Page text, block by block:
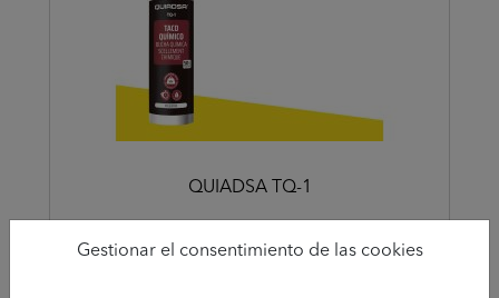
QUIADSA TQ-1
Gestionar el consentimiento de las cookies